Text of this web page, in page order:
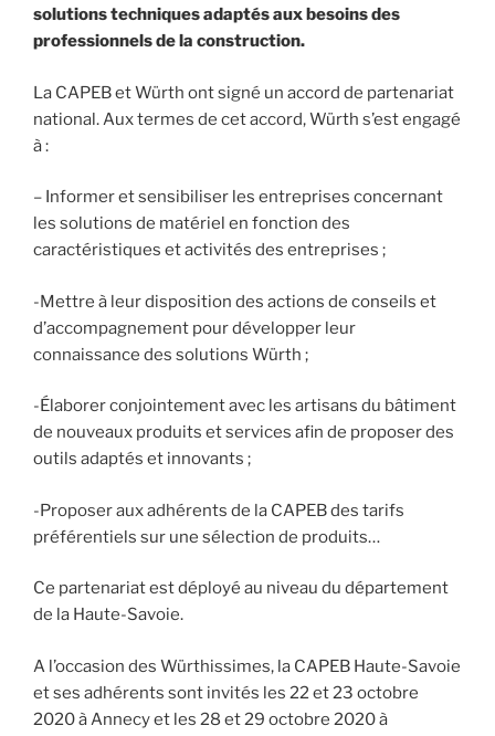
solutions techniques adaptés aux besoins des
professionnels de la construction.
La CAPEB et Würth ont signé un accord de partenariat
national. Aux termes de cet accord, Würth s’est engagé
à :
– Informer et sensibiliser les entreprises concernant
les solutions de matériel en fonction des
caractéristiques et activités des entreprises ;
-Mettre à leur disposition des actions de conseils et
d’accompagnement pour développer leur
connaissance des solutions Würth ;
-Élaborer conjointement avec les artisans du bâtiment
de nouveaux produits et services afin de proposer des
outils adaptés et innovants ;
-Proposer aux adhérents de la CAPEB des tarifs
préférentiels sur une sélection de produits…
Ce partenariat est déployé au niveau du département
de la Haute-Savoie.
A l’occasion des Würthissimes, la CAPEB Haute-Savoie
et ses adhérents sont invités les 22 et 23 octobre
2020 à Annecy et les 28 et 29 octobre 2020 à